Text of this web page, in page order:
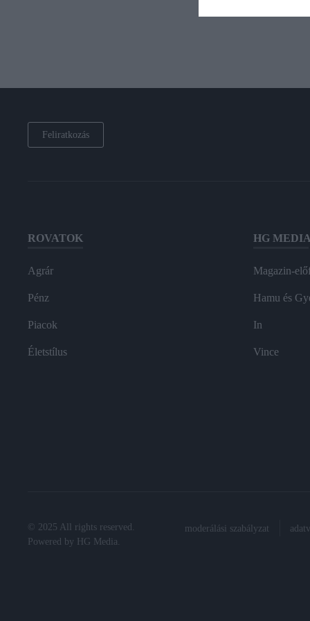
Feliratkozás
ROVATOK
Agrár
Pénz
Piacok
Életstílus
HG MEDIA
Magazin-
Hamu és
In
Vince
© 2025 All rights reserved.
Powered by
HG Media.
moderálási szabályzat